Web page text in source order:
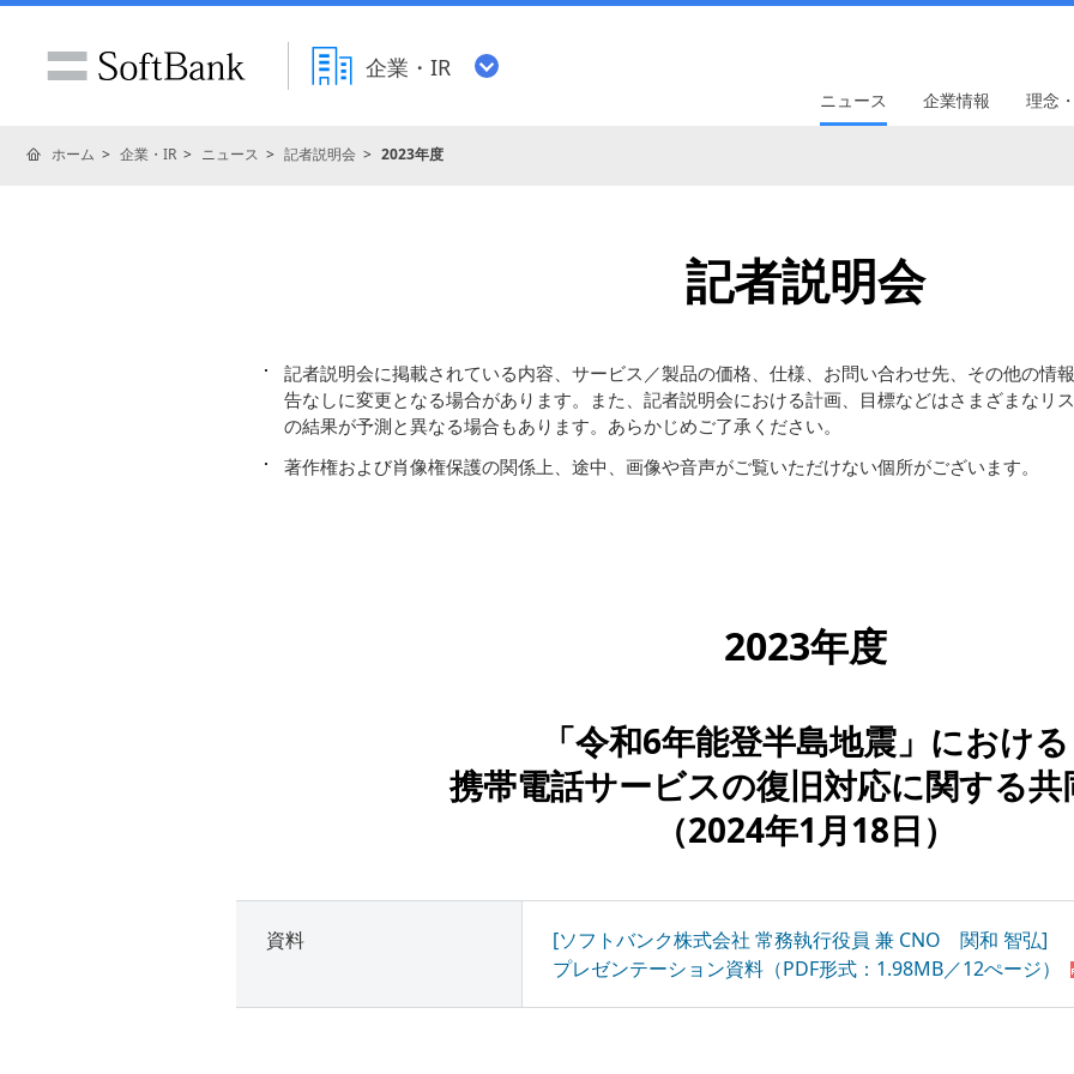
企業・IR
ニュース 企業情報 理念
ホーム 企業・IR ニュース 記者説明会 2023年度
記者説明会
記者説明会に掲載されている内容、サービス／製品の価格、仕様、お問い合わせ先、その他の情
告なしに変更となる場合があります。また、記者説明会における計画、目標などはさまざまなリ
の結果が予測と異なる場合もあります。あらかじめご了承ください。
著作権および肖像権保護の関係上、途中、画像や音声がご覧いただけない個所がございます。
2023年度
「令和6年能登半島地震」における
携帯電話サービスの復旧対応に関する共
（2024年1月18日）
資料
[ソフトバンク株式会社 常務執行役員 兼 CNO 関和 智弘]
プレゼンテーション資料（PDF形式：1.98MB／12ぺージ）